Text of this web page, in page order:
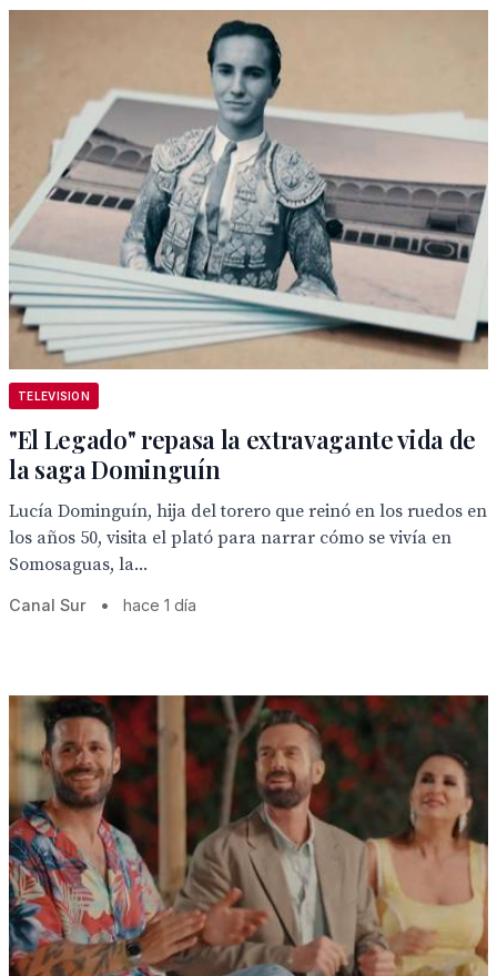
TELEVISION
"El Legado" repasa la extravagante vida de
la saga Dominguín
Lucía Dominguín, hija del torero que reinó en los ruedos en
los años 50, visita el plató para narrar cómo se vivía en
Somosaguas, la...
Canal Sur • hace 1 día